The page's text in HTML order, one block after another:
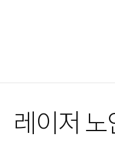
레이저 노